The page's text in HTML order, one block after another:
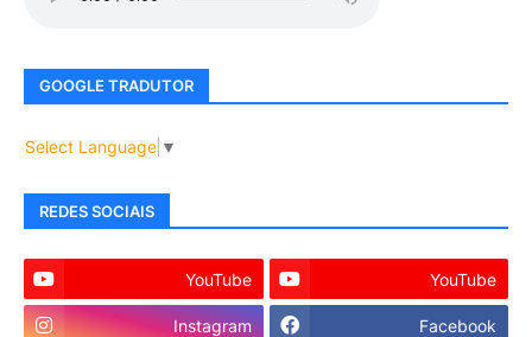
GOOGLE TRADUTOR
Select Language ▼
REDES SOCIAIS
YouTube YouTube
Instagram Facebook